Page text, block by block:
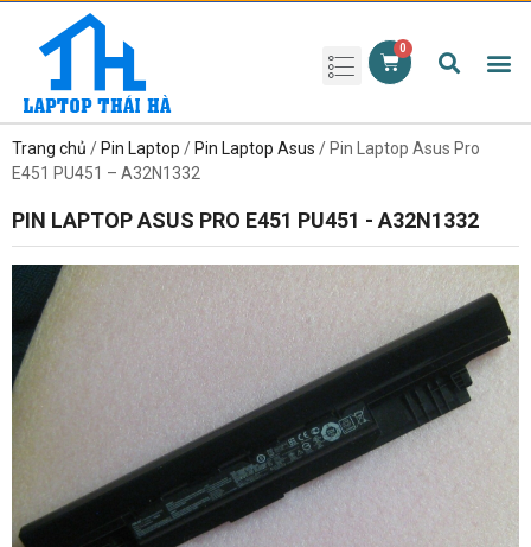
Trang chủ / Pin Laptop / Pin Laptop Asus / Pin Laptop Asus Pro
E451 PU451 – A32N1332
PIN LAPTOP ASUS PRO E451 PU451 - A32N1332